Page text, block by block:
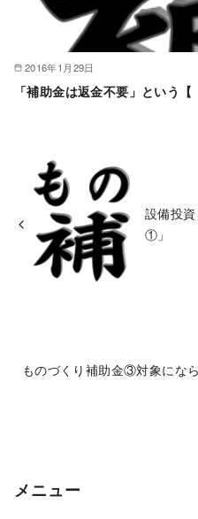
2016年1月29日
「補助金は返金不要」という
設備投
①」
ものづくり補助金③対象にな
メニュー